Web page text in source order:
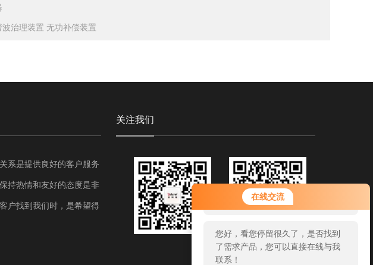
在线交流
您好！欢迎前来咨询，很高兴为您
服务，请问您要咨询什么问题呢？
您好，看您停留很久了，是否找到
了需求产品，您可以直接在线与我
联系！
波治理装置 无功补偿装置
系是提供良好的客户服务
持热情和友好的态度是非
户找到我们时，是希望得
关注我们